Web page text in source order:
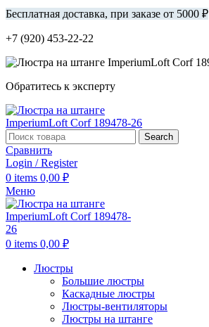
Бесплатная доставка, при заказе от 5000 ₽
+7 (920) 453-22-22
Обратитесь к эксперту
Search
Сравнить
Login / Register
0 items 0,00 ₽
Меню
0 items 0,00 ₽
Люстры
Большие люстры
Каскадные люстры
Люстры-вентиляторы
Люстры на штанге